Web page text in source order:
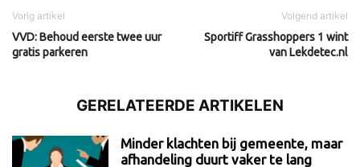
Vorig artikel
VVD: Behoud eerste twee uur
gratis parkeren
Volgend artikel
Sportiff Grasshoppers 1 wint
van Lekdetec.nl
GERELATEERDE ARTIKELEN
Minder klachten bij gemeente, maar
afhandeling duurt vaker te lang